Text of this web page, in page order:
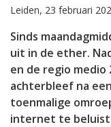
Leiden, 23 februari
Sinds
uit in de ether.
en de regio
achterbleef na
toenmalige
internet te